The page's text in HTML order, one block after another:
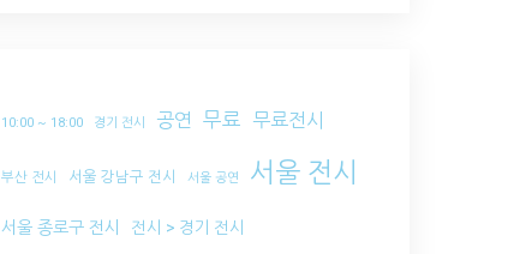
10:00 ~ 18:00 경기 전시 공연 무료 무료전시
부산 전시 서울 강남구 전시 서울 공연 서울 전시
서울 종로구 전시 전시 > 경기 전시